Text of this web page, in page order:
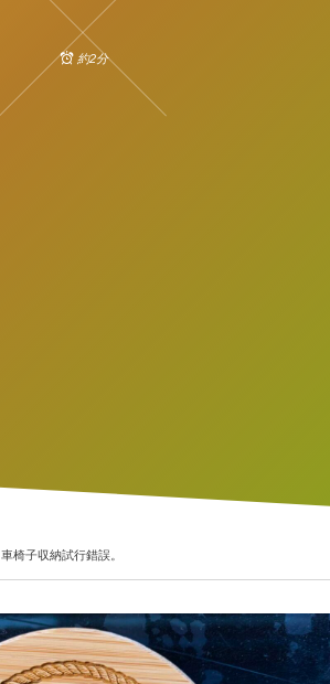
約2分
車椅子収納試行錯誤。